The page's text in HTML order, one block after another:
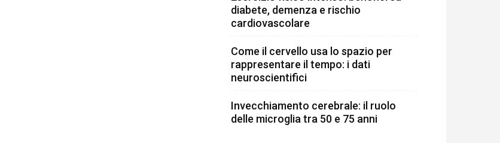
diabete, demenza e rischio
cardiovascolare
Come il cervello usa lo spazio per
rappresentare il tempo: i dati
neuroscientifici
Invecchiamento cerebrale: il ruolo
delle microglia tra 50 e 75 anni